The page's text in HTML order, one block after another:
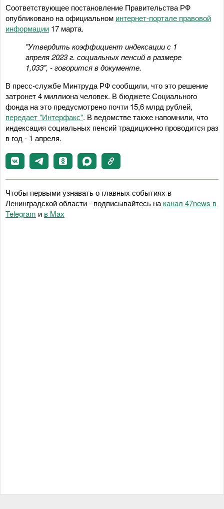
Соответствующее постановление Правительства РФ
опубликовано на официальном интернет-портале правовой
информации 17 марта.
"Утвердить коэффициент индексации с 1
апреля 2023 г. социальных пенсий в размере
1,033", - говорится в документе.
В пресс-службе Минтруда РФ сообщили, что это решение
затронет 4 миллиона человек. В бюджете Социального
фонда на это предусмотрено почти 15,6 млрд рублей,
передает "Интерфакс". В ведомстве также напомнили, что
индексация социальных пенсий традиционно проводится раз
в год - 1 апреля.
Чтобы первыми узнавать о главных событиях в
Ленинградской области - подписывайтесь на канал 47news в
Telegram и в Maх